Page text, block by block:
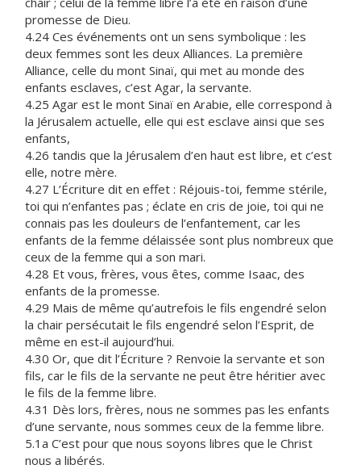
promesse de Dieu.
4.24 Ces événements ont un sens symbolique : les
deux femmes sont les deux Alliances. La première
Alliance, celle du mont Sinaï, qui met au monde des
enfants esclaves, c’est Agar, la servante.
4.25 Agar est le mont Sinaï en Arabie, elle correspond à
la Jérusalem actuelle, elle qui est esclave ainsi que ses
enfants,
4.26 tandis que la Jérusalem d’en haut est libre, et c’est
elle, notre mère.
4.27 L’Écriture dit en effet : Réjouis-toi, femme stérile,
toi qui n’enfantes pas ; éclate en cris de joie, toi qui ne
connais pas les douleurs de l’enfantement, car les
enfants de la femme délaissée sont plus nombreux que
ceux de la femme qui a son mari.
4.28 Et vous, frères, vous êtes, comme Isaac, des
enfants de la promesse.
4.29 Mais de même qu’autrefois le fils engendré selon
la chair persécutait le fils engendré selon l’Esprit, de
même en est-il aujourd’hui.
4.30 Or, que dit l’Écriture ? Renvoie la servante et son
fils, car le fils de la servante ne peut être héritier avec
le fils de la femme libre.
4.31 Dès lors, frères, nous ne sommes pas les enfants
d’une servante, nous sommes ceux de la femme libre.
5.1a C’est pour que nous soyons libres que le Christ
nous a libérés.